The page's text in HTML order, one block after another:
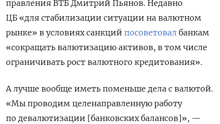
правления ВТБ Дмитрий Пьянов. Недавно
ЦБ «для стабилизации ситуации на валютном
рынке» в условиях санкций посоветовал банкам
«сокращать валютизацию активов, в том числе
ограничивать рост валютного кредитования».
А лучше вообще иметь поменьше дела с валютой.
«Мы проводим целенаправленную работу
по девалютизации [банковских балансов]», —